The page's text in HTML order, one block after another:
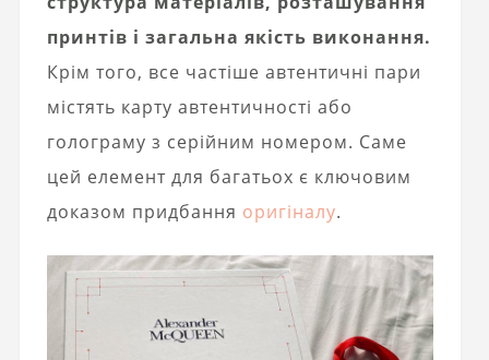
принтів і загальна якість виконання.
Крім того, все частіше автентичні пари
містять карту автентичності або
голограму з серійним номером. Саме
цей елемент для багатьох є ключовим
доказом придбання оригіналу.